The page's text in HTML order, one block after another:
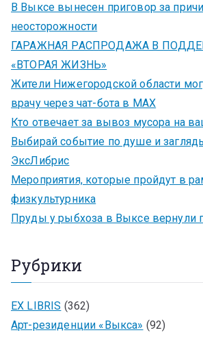
В Выксе вынесен приговор за
неосторожности
ГАРАЖНАЯ РАСПРОДАЖА В
«ВТОРАЯ ЖИЗНЬ»
Жители Нижегородской области
врачу через чат-бота в MAX
Кто отвечает за вывоз мусора на
Выбирай событие по душе и
ЭксЛибрис
Мероприятия, которые пройдут в
физкультурника
Пруды у рыбхоза в Выксе вернули
Рубрики
EX LIBRIS (362)
Арт-резиденции «Выкса» (92)